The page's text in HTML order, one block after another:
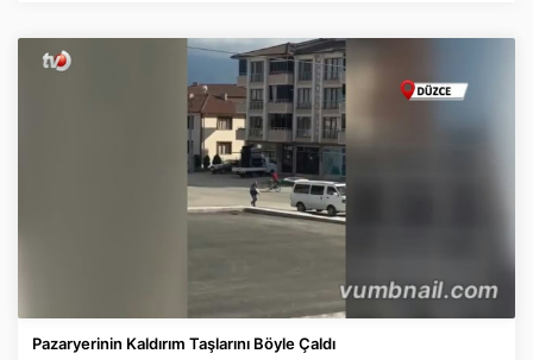
Pazaryerinin Kaldırım Taşlarını Böyle Çaldı